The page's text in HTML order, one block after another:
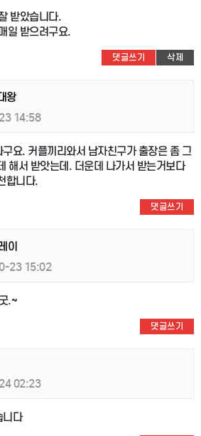
받았습니다.
일 받으려구요.
댓글쓰기 삭제
왕
14:58
요. 커플끼리와서 남자친구가 출장은 좀 그
해서 받앗는데. 더운데 나가서 받는거보다
합니다.
댓글쓰기
이
23 15:02
.~
댓글쓰기
02:23
니다